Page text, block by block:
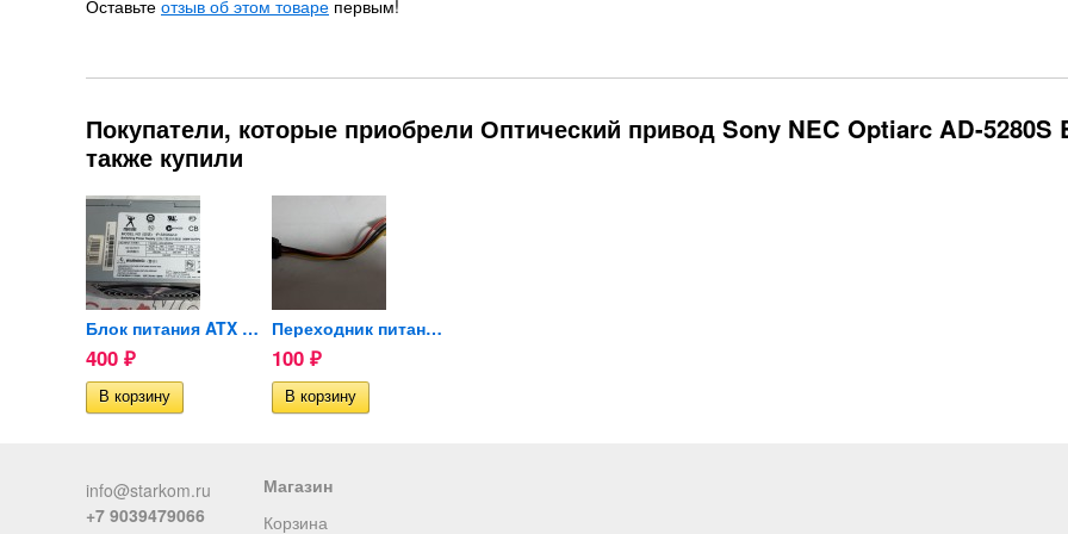
Оставьте отзыв об этом товаре первым!
Покупатели, которые приобрели Оптический привод Sony NEC Optiarc AD-5280S
также купили
Блок питания ATX Power man...
400 ₽
Переходник питания с molex...
100 ₽
info@starkom.ru
+7 9039479066
Магазин
Корзина